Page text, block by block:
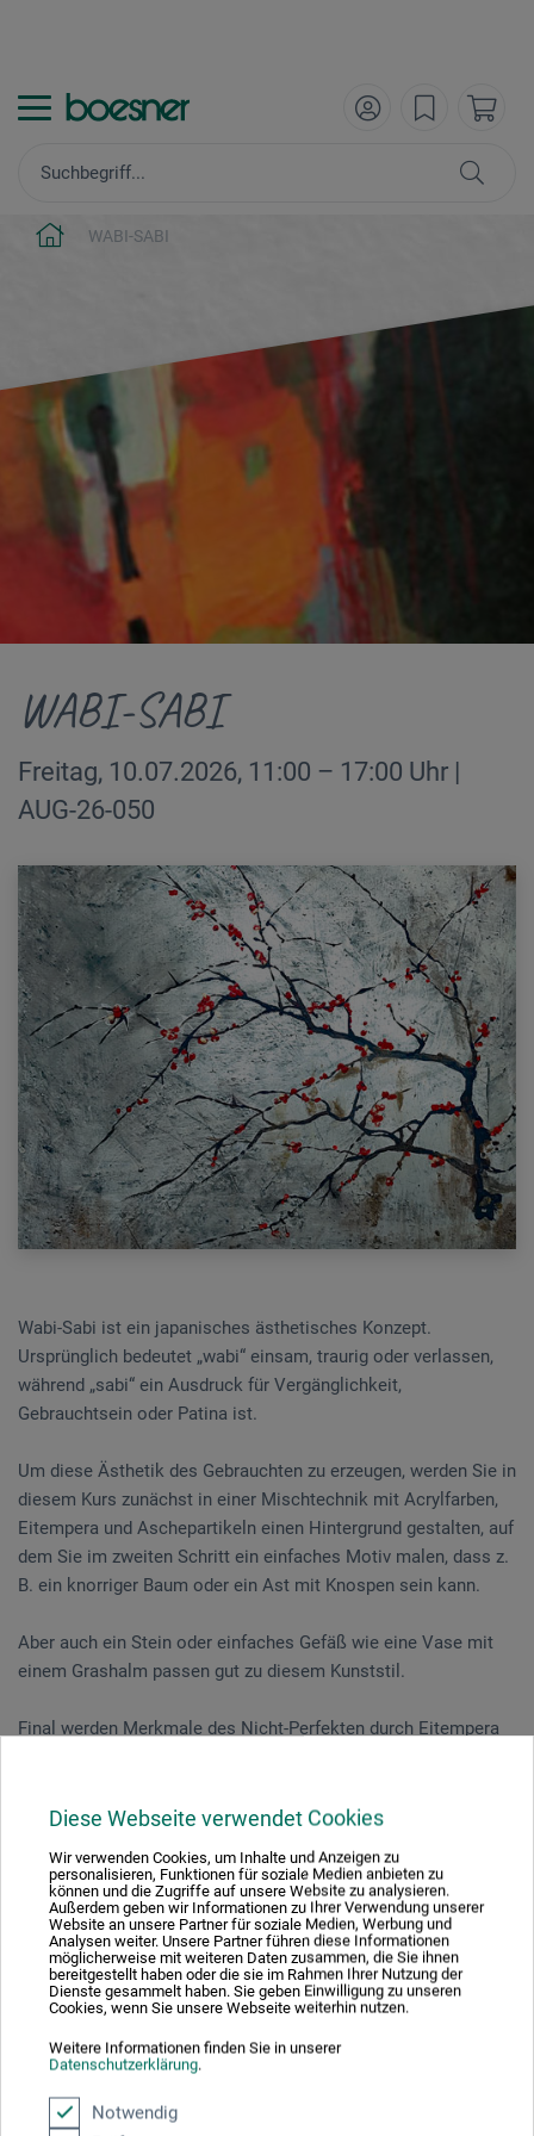
Diese Webseite verwendet Cookies
Wir verwenden Cookies, um Inhalte und Anzeigen zu
personalisieren, Funktionen für soziale Medien anbieten zu
können und die Zugriffe auf unsere Website zu analysieren.
Außerdem geben wir Informationen zu Ihrer Verwendung unserer
Website an unsere Partner für soziale Medien, Werbung und
Analysen weiter. Unsere Partner führen diese Informationen
möglicherweise mit weiteren Daten zusammen, die Sie ihnen
bereitgestellt haben oder die sie im Rahmen Ihrer Nutzung der
Dienste gesammelt haben. Sie geben Einwilligung zu unseren
Cookies, wenn Sie unsere Webseite weiterhin nutzen.
Weitere Informationen finden Sie in unserer
Datenschutzerklärung.
Notwendig
WABI-SABI
WABI-SABI
Freitag, 10.07.2026, 11:00 – 17:00 Uhr |
AUG-26-050
Wabi-Sabi ist ein japanisches ästhetisches Konzept.
Ursprünglich bedeutet „wabi“ einsam, traurig oder verlassen,
während „sabi“ ein Ausdruck für Vergänglichkeit,
Gebrauchtsein oder Patina ist.
Um diese Ästhetik des Gebrauchten zu erzeugen, werden Sie in
diesem Kurs zunächst in einer Mischtechnik mit Acrylfarben,
Eitempera und Aschepartikeln einen Hintergrund gestalten, auf
dem Sie im zweiten Schritt ein einfaches Motiv malen, dass z.
B. ein knorriger Baum oder ein Ast mit Knospen sein kann.
Aber auch ein Stein oder einfaches Gefäß wie eine Vase mit
einem Grashalm passen gut zu diesem Kunststil.
Final werden Merkmale des Nicht-Perfekten durch Eitempera
10. Jul. 2026
11:00 - 17:00 Uhr
Sie schauen derzeitig auf eine vergangene
Veranstaltung